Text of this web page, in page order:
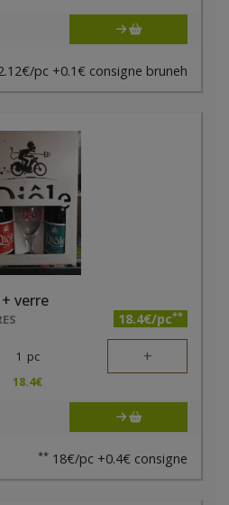
pc +0.1€ consigne bruneh
verre
18.4€/pc**
1 pc +
18.4€
** 18€/pc +0.4€ consigne